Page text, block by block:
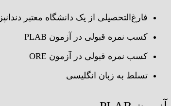
فارغ‌التحصیلی از یک دانشگاه معتبر
کسب نمره قبولی در آزمون PLAB
کسب نمره قبولی در آزمون ORE
تسلط به زبان انگلیسی